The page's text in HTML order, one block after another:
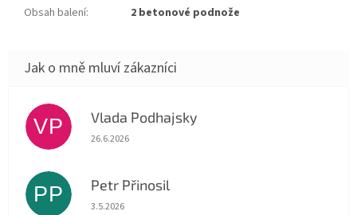
Obsah balení: 2 betonové podnože
VP Vlada Podhajsky
Hodnocení obchodu je 5 z 5 hvězdiček.
26.6.2026
PP Petr Přinosil
Hodnocení obchodu je 5 z 5 hvězdiček.
3.5.2026